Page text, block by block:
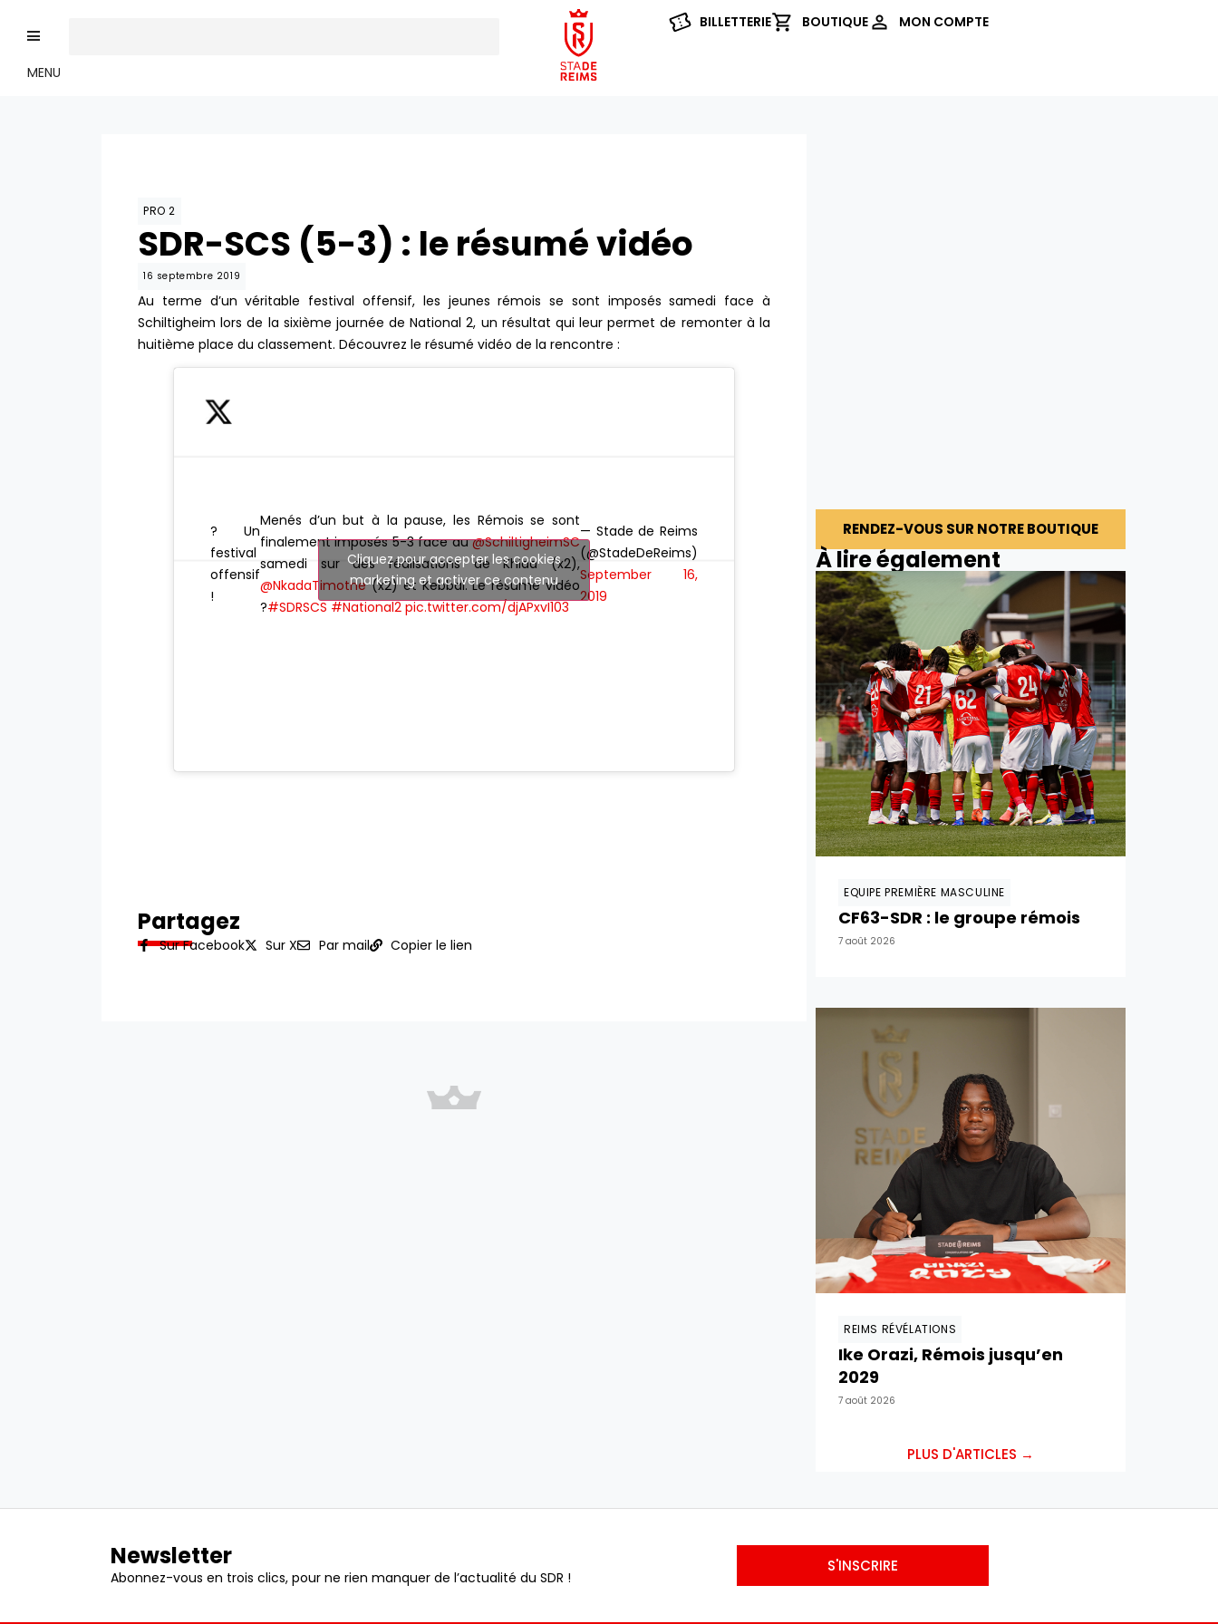
MENU
BILLETTERIE BOUTIQUE MON COMPTE
PRO 2
SDR-SCS (5-3) : le résumé vidéo
16 septembre 2019
Au terme d’un véritable festival offensif, les jeunes rémois se sont imposés samedi face à
Schiltigheim lors de la sixième journée de National 2, un résultat qui leur permet de remonter à la
huitième place du classement. Découvrez le résumé vidéo de la rencontre :
? Un
festival
offensif
!
Menés d’un but à la pause, les Rémois se sont
finalement imposés 5-3 face au@SchiltigheimSC
samedi sur des réalisations de Khida (x2),
@NkadaTimothe(x2) et Kebbal. Le résumé vidéo
?#SDRSCS #National2 pic.twitter.com/djAPxvI103
— Stade de Reims
(@StadeDeReims)
September 16,
2019
Cliquez pour accepter les cookies
marketing et activer ce contenu
Partagez
Sur Facebook Sur X Par mail Copier le lien
RENDEZ-VOUS SUR NOTRE BOUTIQUE
À lire également
EQUIPE PREMIÈRE MASCULINE
CF63-SDR : le groupe rémois
7 août 2026
REIMS RÉVÉLATIONS
Ike Orazi, Rémois jusqu’en
2029
7 août 2026
PLUS D'ARTICLES →
Newsletter
Abonnez-vous en trois clics, pour ne rien manquer de l’actualité du SDR !
S'INSCRIRE